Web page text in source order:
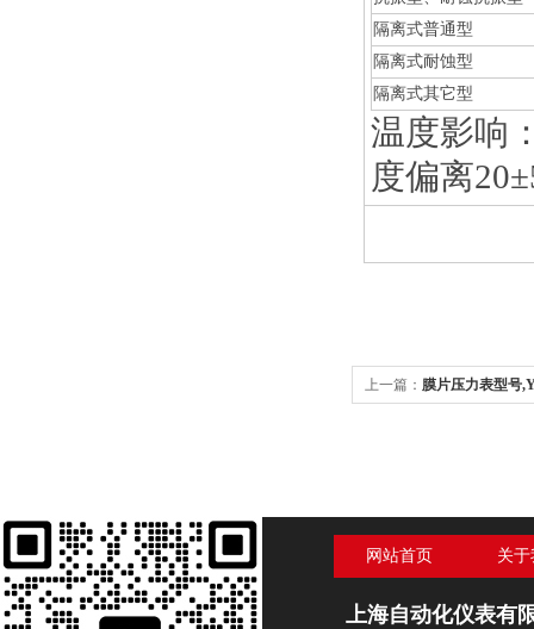
隔离式普通型
隔离式耐蚀型
隔离式其它型
温度影响
度偏离
上一篇： 膜片压力表型号
网站首页 关
上海自动化仪表有